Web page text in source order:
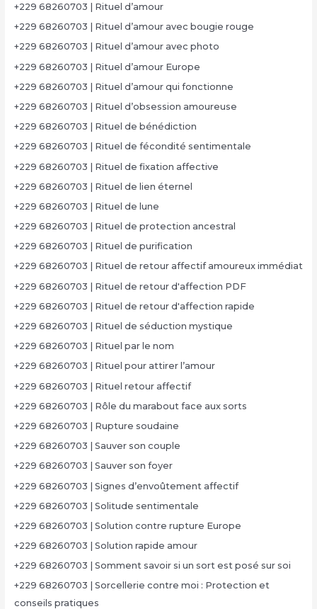
+229 68260703 | Rituel d’amour
+229 68260703 | Rituel d’amour avec bougie rouge
+229 68260703 | Rituel d’amour avec photo
+229 68260703 | Rituel d’amour Europe
+229 68260703 | Rituel d’amour qui fonctionne
+229 68260703 | Rituel d’obsession amoureuse
+229 68260703 | Rituel de bénédiction
+229 68260703 | Rituel de fécondité sentimentale
+229 68260703 | Rituel de fixation affective
+229 68260703 | Rituel de lien éternel
+229 68260703 | Rituel de lune
+229 68260703 | Rituel de protection ancestral
+229 68260703 | Rituel de purification
+229 68260703 | Rituel de retour affectif amoureux immédiat
+229 68260703 | Rituel de retour d'affection PDF
+229 68260703 | Rituel de retour d'affection rapide
+229 68260703 | Rituel de séduction mystique
+229 68260703 | Rituel par le nom
+229 68260703 | Rituel pour attirer l’amour
+229 68260703 | Rituel retour affectif
+229 68260703 | Rôle du marabout face aux sorts
+229 68260703 | Rupture soudaine
+229 68260703 | Sauver son couple
+229 68260703 | Sauver son foyer
+229 68260703 | Signes d’envoûtement affectif
+229 68260703 | Solitude sentimentale
+229 68260703 | Solution contre rupture Europe
+229 68260703 | Solution rapide amour
+229 68260703 | Somment savoir si un sort est posé sur soi
+229 68260703 | Sorcellerie contre moi : Protection et
conseils pratiques